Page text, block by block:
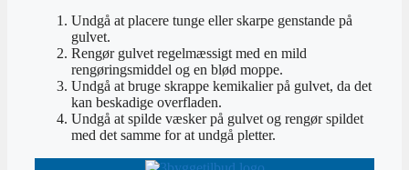
Undgå at placere tunge eller skarpe genstande på
gulvet.
Rengør gulvet regelmæssigt med en mild
rengøringsmiddel og en blød moppe.
Undgå at bruge skrappe kemikalier på gulvet, da det
kan beskadige overfladen.
Undgå at spilde væsker på gulvet og rengør spildet
med det samme for at undgå pletter.